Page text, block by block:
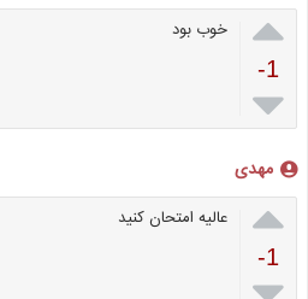

-1

خوب بود
مهدی

-1
عالیه امتحان کنید